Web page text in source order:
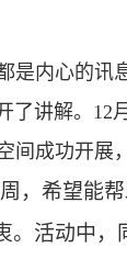
是内心的讯
了讲解。12
间成功开展
，希望能
。活动中，